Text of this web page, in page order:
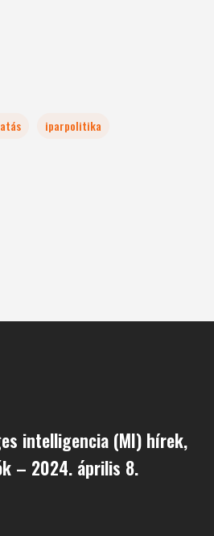
iparpolitika
intelligencia (MI) hírek,
– 2024. április 8.